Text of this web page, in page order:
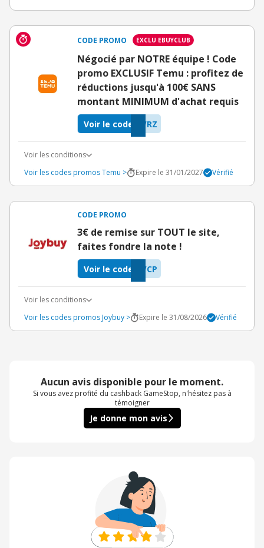
CODE PROMO EXCLU EBUYCLUB
Négocié par NOTRE équipe ! Code
promo EXCLUSIF Temu : profitez de
réductions jusqu'à 100€ SANS
montant MINIMUM d'achat requis
WRZ
Voir le code
Voir les conditions
Voir les codes promos Temu >
Expire le 31/01/2027 Vérifié
CODE PROMO
3€ de remise sur TOUT le site,
faites fondre la note !
WCP
Voir le code
Voir les conditions
Voir les codes promos Joybuy >
Expire le 31/08/2026 Vérifié
Aucun avis disponible pour le moment.
Si vous avez profité du cashback GameStop, n'hésitez pas à
témoigner
Je donne mon avis